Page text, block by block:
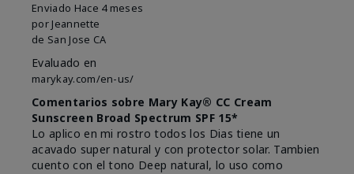
Enviado Hace 4 meses
por Jeannette
de San Jose CA
Evaluado en
marykay.com/en-us/
Comentarios sobre Mary Kay® CC Cream
Sunscreen Broad Spectrum SPF 15*
Lo aplico en mi rostro todos los Dias tiene un
acavado super natural y con protector solar. Tambien
cuento con el tono Deep natural, lo uso como